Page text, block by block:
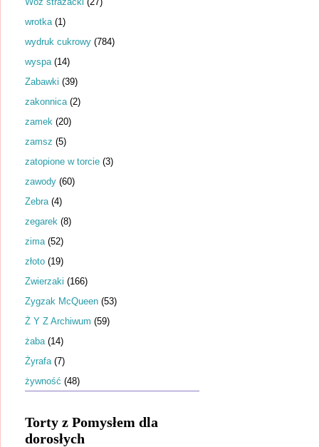
wrotka (1)
wydruk cukrowy (784)
wyspa (14)
Zabawki (39)
zakonnica (2)
zamek (20)
zamsz (5)
zatopione w torcie (3)
zawody (60)
Zebra (4)
zegarek (8)
zima (52)
złoto (19)
Zwierzaki (166)
Zygzak McQueen (53)
Ż Y Z Archiwum (59)
żaba (14)
Żyrafa (7)
żywność (48)
Torty z Pomysłem dla
dorosłych